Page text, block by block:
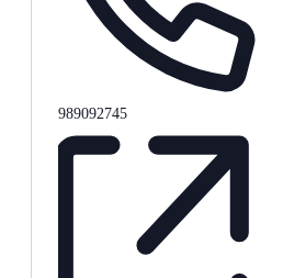
Telefon
989092745